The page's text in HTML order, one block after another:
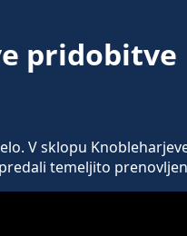
pridobitve
V sklopu
temeljito